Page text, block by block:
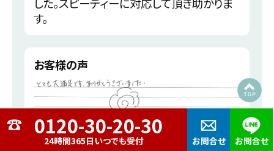
24時間365日いつでも受付 お問合せ お問合せ
す。
お客様の声
とても大満足です。ありがとうございました。